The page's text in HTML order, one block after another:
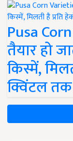
Pusa
तैयार हो
किस्में,
क्विंटल तक